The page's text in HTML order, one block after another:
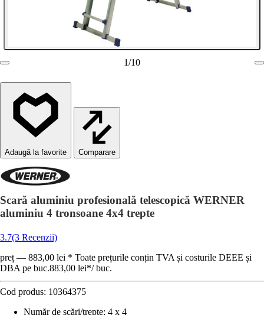
1/10
Comparare
Scară aluminiu profesională telescopică WERNER
aluminiu 4 tronsoane 4x4 trepte
3.7(3 Recenzii)
preț — 883,00 lei * Toate prețurile conțin TVA și costurile DEEE și
DBA pe buc.883,00 lei*/ buc.
Cod produs: 10364375
Număr de scări/trepte: 4 x 4